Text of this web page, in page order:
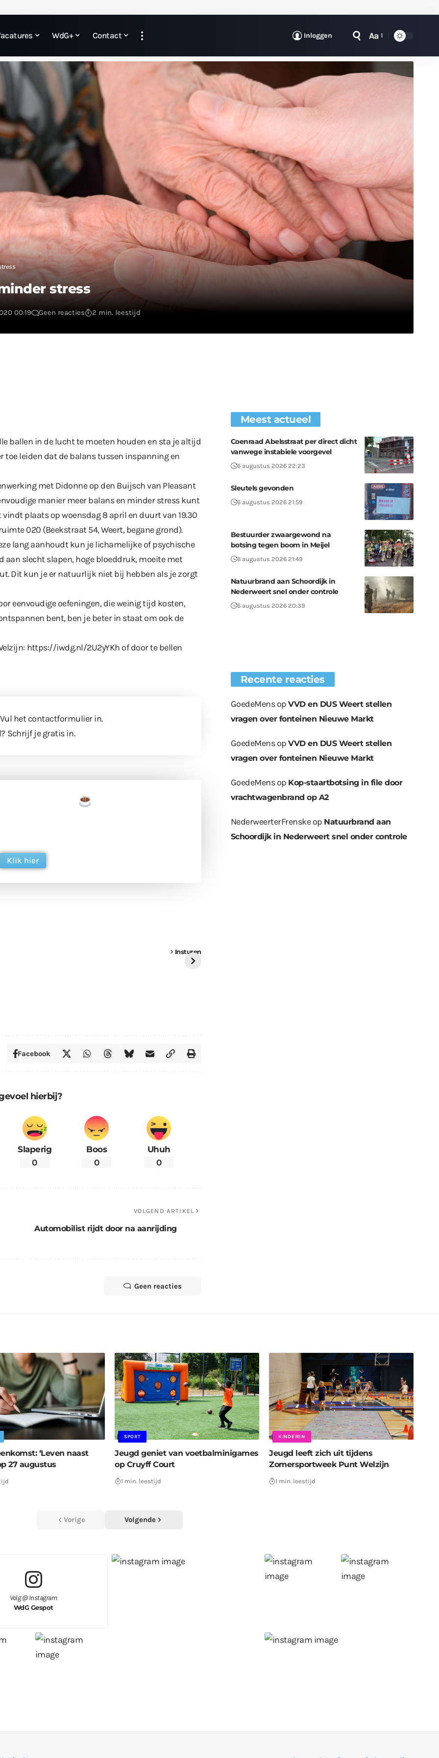
WdG+ Contact Inloggen Aa
stress
00:19 Geen reacties 2 min. leestijd
ballen in de lucht te moeten houden en sta je altijd
toe leiden dat de balans tussen inspanning en
met Didonne op den Buijsch van Pleasant
manier meer balans en minder stress kunt
plaats op woensdag 8 april en duurt van 19.30
020 (Beekstraat 54, Weert, begane grond).
lang aanhoudt kun je lichamelijke of psychische
slecht slapen, hoge bloeddruk, moeite met
Dit kun je er natuurlijk niet bij hebben als je zorgt
eenvoudige oefeningen, die weinig tijd kosten,
bent, ben je beter in staat om ook de
https://iwdg.nl/2U2yYKh of door te bellen
het contactformulierin.
Schrijf je gratis in.
Klik hier
Insturen
Facebook
hierbij?
Slaperig
0
Boos
0
Uhuh
0
VOLGEND ARTIKEL
Automobilist rijdt door na aanrijding
Geen reacties
Meest actueel
Coenraad Abelsstraat per direct dicht
vanwege instabiele voorgevel
6 augustus 2026 22:23
Sleutels gevonden
6 augustus 2026 21:59
Bestuurder zwaargewond na
botsing tegen boom in Meijel
6 augustus 2026 21:49
Natuurbrand aan Schoordijk in
Nederweert snel onder controle
6 augustus 2026 20:39
Recente reacties
GoedeMensopVVD en DUS Weert stellen
vragen over fonteinen Nieuwe Markt
GoedeMensopVVD en DUS Weert stellen
vragen over fonteinen Nieuwe Markt
GoedeMensop Kop-staartbotsing in file door
vrachtwagenbrand op A2
NederweerterFrenskeop Natuurbrand aan
Schoordijk in Nederweert snel onder controle
‘Leven naast
27 augustus
SPORT
Jeugd geniet van voetbalminigames
op Cruyff Court
1 min. leestijd
KINDEREN
Jeugd leeft zich uit tijdens
Zomersportweek Punt Welzijn
1 min. leestijd
Vorige Volgende
Volg @ Instagram
WdG Gespot